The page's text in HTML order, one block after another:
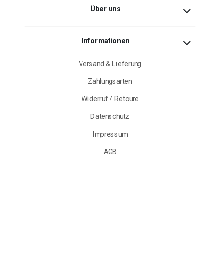
Über uns
Informationen
Versand & Lieferung
Zahlungsarten
Widerruf / Retoure
Datenschutz
Impressum
AGB